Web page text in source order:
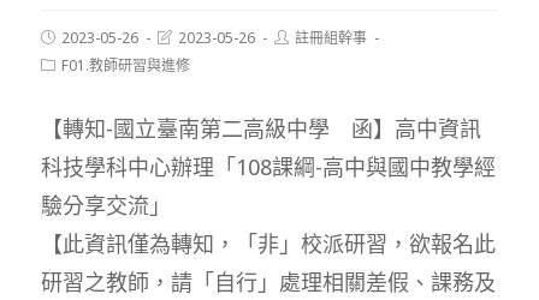
Post
published:
2023-05-26
Post
last
modified:
2023-05-26
Post註冊組幹事
PostF01.教師研習與進修
【轉知-國立臺南第二高級中學 函】高中資訊
科技學科中心辦理「108課綱-高中與國中教學經
驗分享交流」
【此資訊僅為轉知，「非」校派研習，欲報名此
研習之教師，請「自行」處理相關差假、課務及